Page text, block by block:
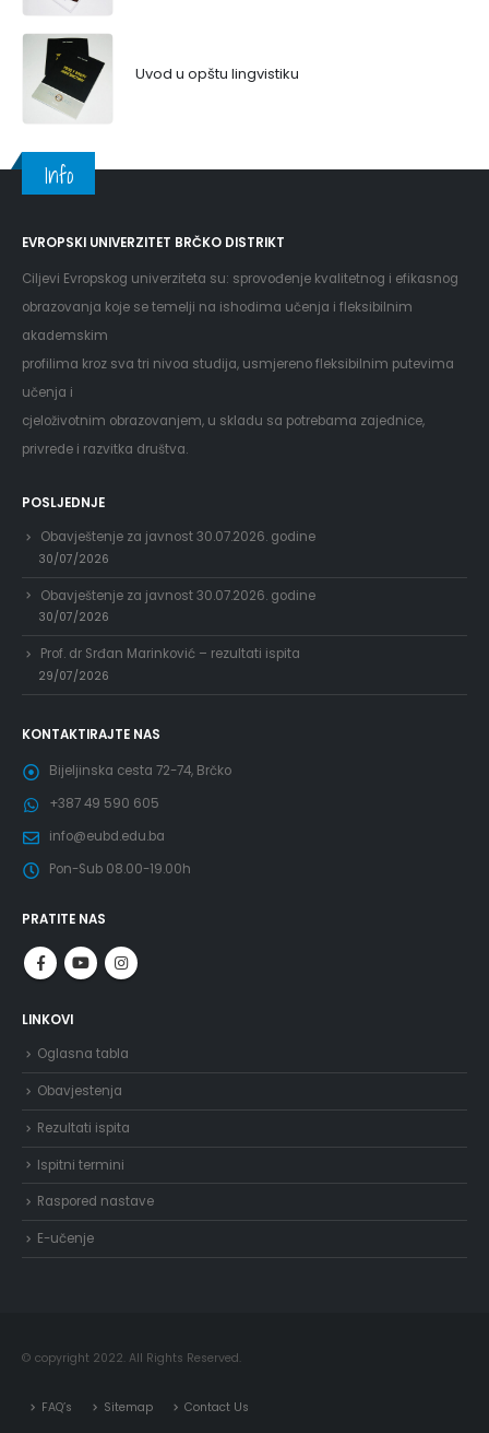
Uvod u opštu lingvistiku
Info
EVROPSKI UNIVERZITET BRČKO DISTRIKT
Ciljevi Evropskog univerziteta su: sprovođenje kvalitetnog i efikasnog
obrazovanja koje se temelji na ishodima učenja i fleksibilnim
akademskim
profilima kroz sva tri nivoa studija, usmjereno fleksibilnim putevima
učenja i
cjeloživotnim obrazovanjem, u skladu sa potrebama zajednice,
privrede i razvitka društva.
POSLJEDNJE
Obavještenje za javnost 30.07.2026. godine
30/07/2026
Obavještenje za javnost 30.07.2026. godine
30/07/2026
Prof. dr Srđan Marinković – rezultati ispita
29/07/2026
KONTAKTIRAJTE NAS
Bijeljinska cesta 72-74, Brčko
+387 49 590 605
info@eubd.edu.ba
Pon-Sub 08.00-19.00h
PRATITE NAS
LINKOVI
Oglasna tabla
Obavjestenja
Rezultati ispita
Ispitni termini
Raspored nastave
E-učenje
© copyright 2022. All Rights Reserved.
FAQ’s Sitemap Contact Us